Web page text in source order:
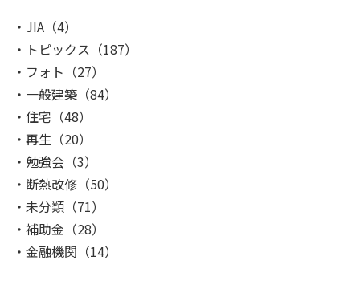
JIA （4）
トピックス （187）
フォト （27）
一般建築 （84）
住宅 （48）
再生 （20）
勉強会 （3）
断熱改修 （50）
未分類 （71）
補助金 （28）
金融機関 （14）